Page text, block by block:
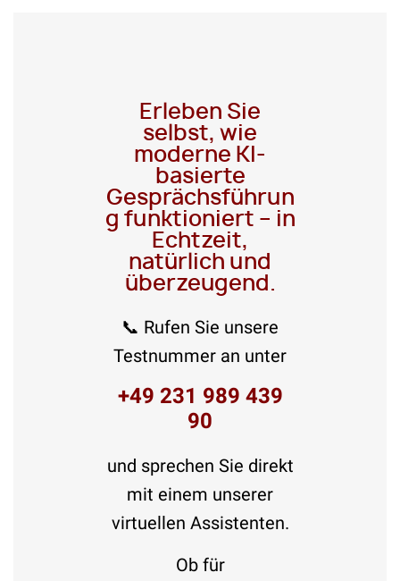
Erleben Sie
selbst, wie
moderne KI-
basierte
Gesprächsführun
g funktioniert – in
Echtzeit,
natürlich und
überzeugend.
📞 Rufen Sie unsere
Testnummer an unter
+49 231 989 439
90
und sprechen Sie direkt
mit einem unserer
virtuellen Assistenten.
Ob für